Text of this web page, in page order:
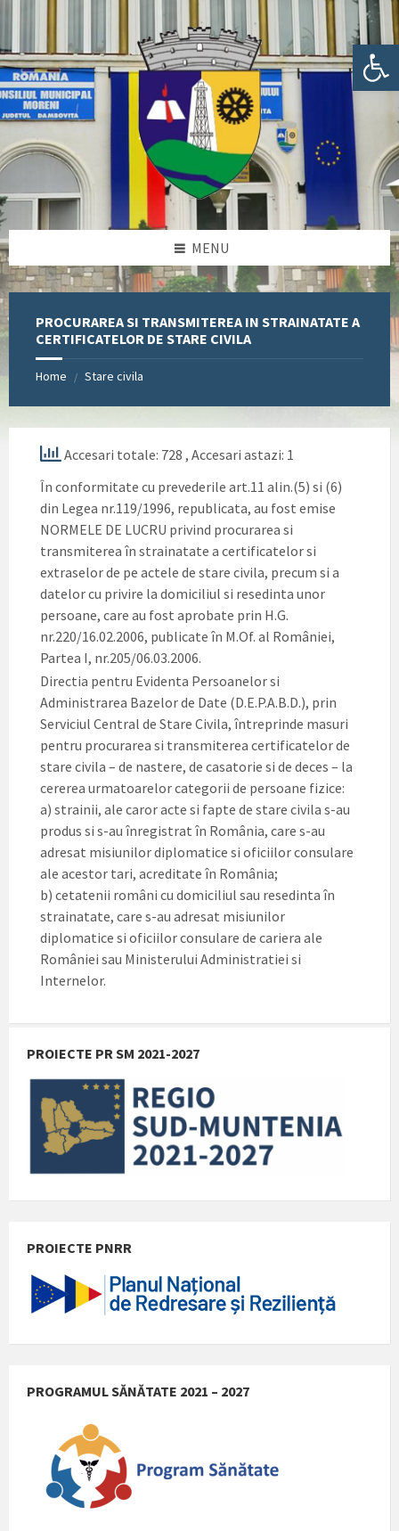
Deschide bara de unelte
sidebar
sidebar
MENU
PROCURAREA SI TRANSMITEREA IN STRAINATATE A
CERTIFICATELOR DE STARE CIVILA
Home / Stare civila
Accesari totale: 728 , Accesari astazi: 1
În conformitate cu prevederile art.11 alin.(5) si (6)
din Legea nr.119/1996, republicata, au fost emise
NORMELE DE LUCRU privind procurarea si
transmiterea în strainatate a certificatelor si
extraselor de pe actele de stare civila, precum si a
datelor cu privire la domiciliul si resedinta unor
persoane, care au fost aprobate prin H.G.
nr.220/16.02.2006, publicate în M.Of. al României,
Partea I, nr.205/06.03.2006.
Directia pentru Evidenta Persoanelor si
Administrarea Bazelor de Date (D.E.P.A.B.D.), prin
Serviciul Central de Stare Civila, întreprinde masuri
pentru procurarea si transmiterea certificatelor de
stare civila – de nastere, de casatorie si de deces – la
cererea urmatoarelor categorii de persoane fizice:
a) strainii, ale caror acte si fapte de stare civila s-au
produs si s-au înregistrat în România, care s-au
adresat misiunilor diplomatice si oficiilor consulare
ale acestor tari, acreditate în România;
b) cetatenii români cu domiciliul sau resedinta în
strainatate, care s-au adresat misiunilor
diplomatice si oficiilor consulare de cariera ale
României sau Ministerului Administratiei si
Internelor.
PROIECTE PR SM 2021-2027
PROIECTE PNRR
PROGRAMUL SĂNĂTATE 2021 – 2027